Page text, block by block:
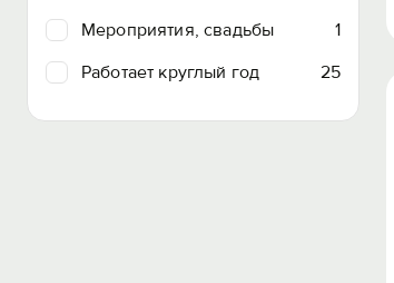
Мероприятия, свадьбы
1
Работает круглый год
25